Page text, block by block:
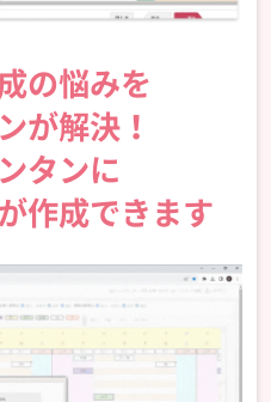
の悩みを
が解決！
タンに
作成できます